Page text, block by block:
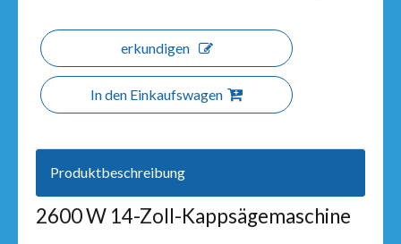
erkundigen
In den Einkaufswagen
Produktbeschreibung
2600 W 14-Zoll-Kappsägemaschine